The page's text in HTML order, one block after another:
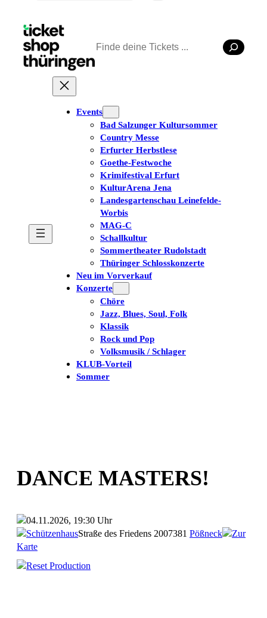
Suchen
Events
Bad Salzunger Kultursommer
Country Messe
Erfurter Herbstlese
Goethe-Festwoche
Krimifestival Erfurt
KulturArena Jena
Landesgartenschau Leinefelde-
Worbis
MAG-C
Schallkultur
Sommertheater Rudolstadt
Thüringer Schlosskonzerte
Neu im Vorverkauf
Konzerte
Chöre
Jazz, Blues, Soul, Folk
Klassik
Rock und Pop
Volksmusik / Schlager
KLUB-Vorteil
Sommer
DANCE MASTERS!
04.11.2026, 19:30 Uhr
SchützenhausStraße des Friedens 2007381 Pößneck
Zur
Karte
Reset Production
Tickets kaufen